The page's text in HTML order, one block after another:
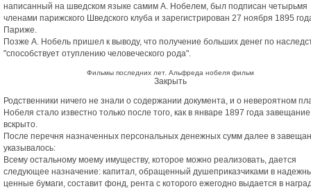
написанный на шведском языке самим А. Нобелем, был подписан четырьмя
членами парижского Шведского клуба и зарегистрирован 27 ноября 1895
Париже.
Позже А. Нобель пришел к выводу, что получение больших денег по
"способствует отуплению человеческого рода".
Фильмы последних лет. Альфреда нобеля фильм
Закрыть
Родственники ничего не знали о содержании документа, и о невероятном
Нобеля стало известно только после того, как в январе 1897 года
вскрыто.
После перечня назначенных персональных денежных сумм далее в
указывалось:
Всему остальному моему имуществу, которое можно реализовать, дается
следующее назначение: капитал, обращенный душеприказчиками в
ценные бумаги, составит фонд, рента с которого ежегодно выдается в